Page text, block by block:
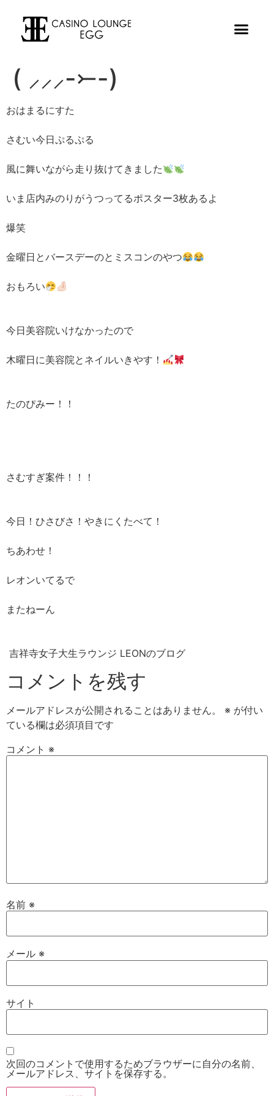
( ⸝⸝⸝-⤚-)
おはまるにすた
さむい今日ぷるぷる
風に舞いながら走り抜けてきました
いま店内みのりがうつってるポスター3枚あるよ
爆笑
金曜日とバースデーのとミスコンのやつ
おもろい
今日美容院いけなかったので
木曜日に美容院とネイルいきやす！
たのぴみー！！
さむすぎ案件！！！
今日！ひさびさ！やきにくたべて！
ちあわせ！
レオンいてるで
またねーん
吉祥寺女子大生ラウンジ LEONのブログ
コメントを残す
メールアドレスが公開されることはありません。 ※ が付い
ている欄は必須項目です
コメント ※
名前 ※
メール ※
サイト
次回のコメントで使用するためブラウザーに自分の名前、
メールアドレス、サイトを保存する。